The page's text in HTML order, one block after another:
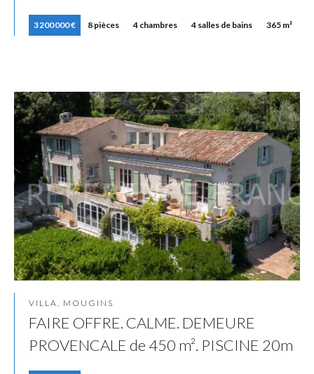
3 200 000 € 8 pièces 4 chambres 4 salles de bains 365 m²
VILLA, MOUGINS
FAIRE OFFRE. CALME. DEMEURE
PROVENCALE de 450 m². PISCINE 20m